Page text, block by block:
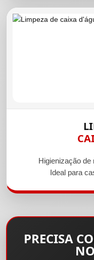
Higienização de
Ideal para
PRECISA